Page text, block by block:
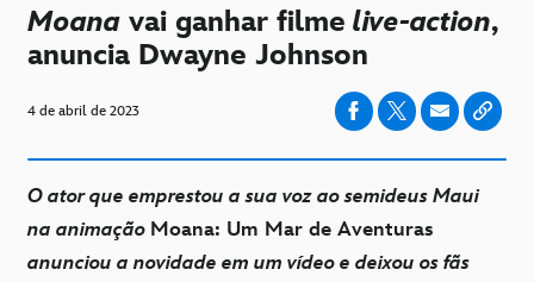
Moana vai ganhar filme live-action,
anuncia Dwayne Johnson
4 de abril de 2023
O ator que emprestou a sua voz ao semideus Maui
na animação Moana: Um Mar de Aventuras
anunciou a novidade em um vídeo e deixou os fãs